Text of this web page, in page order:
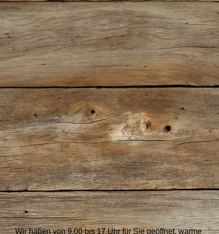
Apfelstrudel
Wir haben von 9.00 bis 17 Uhr für Sie geöffnet, warme